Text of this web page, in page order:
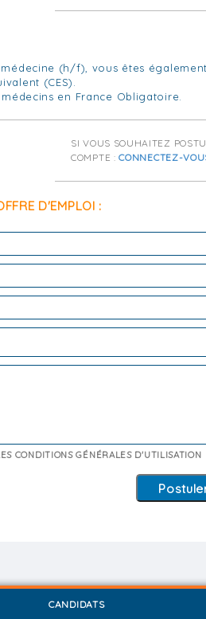
(h/f), vous êtes
(CES).
en France Obligatoire.
SI VOUS SOUHAITEZ
COMPTE :CONNECTEZ-
D'EMPLOI :
CONDITIONS GÉNÉRALES D'UTILISATION
CANDIDATS